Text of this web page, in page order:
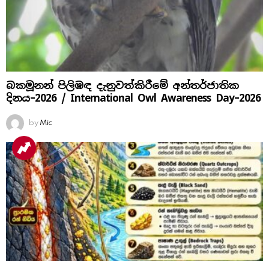
බකමූනන් පිලිඹඳ දැනුවත්කිරීමේ අන්තර්ජාතික
දිනය​–2026 / International Owl Awareness Day–2026
by Mic